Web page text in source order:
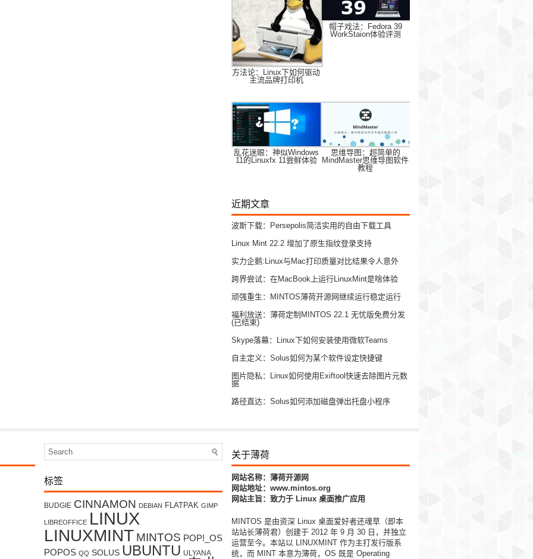
方法论：Linux下如何驱动
主流品牌打印机
帽子戏法：Fedora 39
WorkStaion体验评测
乱花迷眼：神似Windows
11的Linuxfx 11尝鲜体验
思维导图：超简单的
MindMaster思维导图软件
教程
近期文章
波斯下载：Persepolis简洁实用的自由下载工具
Linux Mint 22.2 增加了原生指纹登录支持
实力企鹅:Linux与Mac打印质量对比结果令人意外
跨界尝试：在MacBook上运行LinuxMint是啥体验
顽强重生：MINTOS薄荷开源网继续运行稳定运行
福利放送：薄荷定制MINTOS 22.1 无忧版免费分发
(已结束)
Skype落幕：Linux下如何安装使用微软Teams
自主定义：Solus如何为某个软件设定快捷键
图片隐私：Linux如何使用Exiftool快速去除图片元数
据
路径直达：Solus如何添加磁盘弹出托盘小程序
标签
BUDGIE CINNAMON DEBIAN FLATPAK GIMP
LIBREOFFICE LINUX
LINUXMINT MINTOS POP!_OS
POPOS QQ SOLUS UBUNTU ULYANA
关于薄荷
网站名称：薄荷开源网
网站地址：www.mintos.org
网站主旨：致力于 Linux 桌面推广应用
MINTOS 是由资深 Linux 桌面爱好者还魂草（即本
站站长薄荷君）创建于 2012 年 9 月 30 日，并独立
运营至今。本站以 LINUXMINT 作为主打发行版系
统，而 MINT 本意为薄荷，OS 既是 Operating